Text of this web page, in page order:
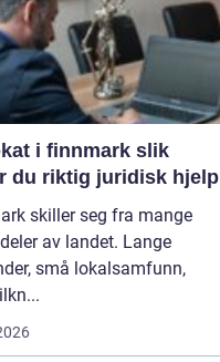
i finnmark slik
du riktig juridisk hjelp
skiller seg fra mange
av landet. Lange
små lokalsamfunn,